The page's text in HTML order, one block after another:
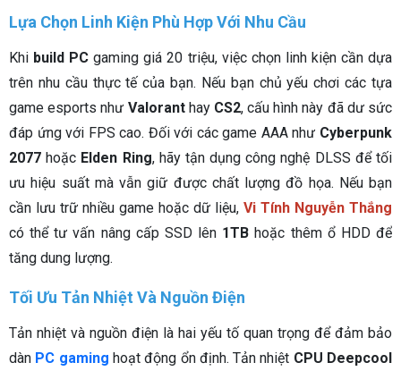
Lựa Chọn Linh Kiện Phù Hợp Với Nhu Cầu
Khi build PC gaming giá 20 triệu, việc chọn linh kiện cần dựa
trên nhu cầu thực tế của bạn. Nếu bạn chủ yếu chơi các tựa
game esports như Valoranthay CS2, cấu hình này đã dư sức
đáp ứng với FPS cao. Đối với các game AAA như Cyberpunk
2077 hoặc Elden Ring, hãy tận dụng công nghệ DLSS để tối
ưu hiệu suất mà vẫn giữ được chất lượng đồ họa. Nếu bạn
cần lưu trữ nhiều game hoặc dữ liệu, Vi Tính Nguyễn Thắng
có thể tư vấn nâng cấp SSD lên 1TB hoặc thêm ổ HDD để
tăng dung lượng.
Tối Ưu Tản Nhiệt Và Nguồn Điện
Tản nhiệt và nguồn điện là hai yếu tố quan trọng để đảm bảo
dàn PC gaming hoạt động ổn định. Tản nhiệt CPU Deepcool